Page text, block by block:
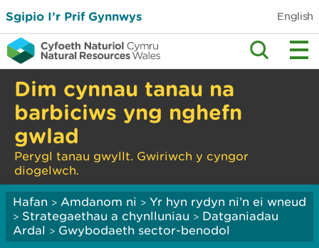
Sgipio I’r Prif Gynnwys English
Dim cynnau tanau na
barbiciws yng nghefn
gwlad
Perygl tanau gwyllt. Gwiriwch y cyngor
diogelwch.
Hafan > Amdanom ni > Yr hyn rydyn ni’n ei wneud
> Strategaethau a chynlluniau > Datganiadau
Ardal > Gwybodaeth sector-benodol